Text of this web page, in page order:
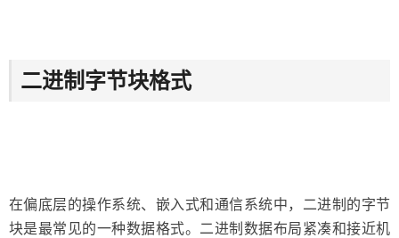
二进制字节块格式
在偏底层的操作系统、嵌入式和通信系统中，二进制的字节
块是最常见的一种数据格式。二进制数据布局紧凑和接近机